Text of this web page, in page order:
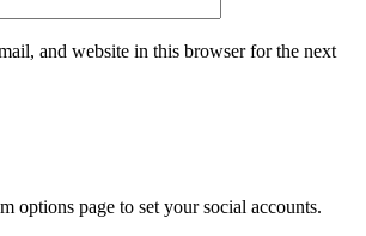
and website in this browser for the next
options page to set your social accounts.